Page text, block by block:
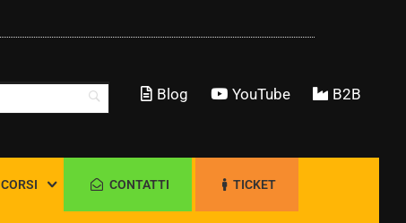
B2B
YouTube
Blog
CORSI CONTATTI TICKET